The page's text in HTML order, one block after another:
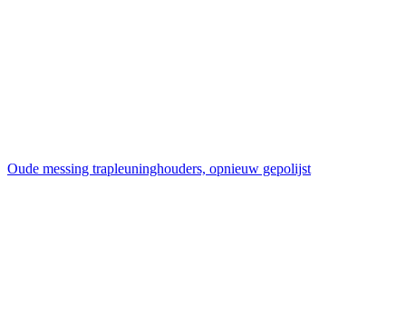
Oude messing trapleuninghouders, opnieuw gepolijst